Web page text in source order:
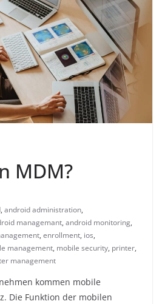
MDM?
, android administration,
managemant, android monitoring,
, enrollment, ios,
management, mobile security, printer,
management
kommen mobile
Die Funktion der mobilen